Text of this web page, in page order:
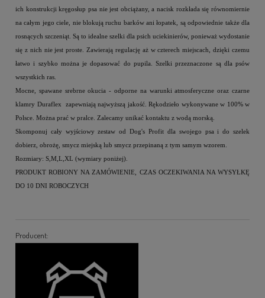
ich konstrukcji kręgosłup psa nie jest obciążany, a nacisk rozkłada się równomiernie
na całym jego ciele, nie blokują ruchu barków ani łopatek, są odpowiednie także dla
rosnących szczeniąt. Są to idealne szelki dla psich uciekinierów, ponieważ wydostanie
się z nich nie jest proste. Zawierają regulację aż w czterech miejscach, dzięki czemu
łatwo i szybko można je dopasować do pupila. Szelki przeznaczone są dla psów
wszystkich ras.
Mocne, spawane srebrne okucia - odporne na warunki atmosferyczne oraz czarne
klamry Duraflex zapewniają najwyższą jakość. Rękodzieło wykonywane w 100% w
Polsce. Można prać w pralce. Zalecamy unikać kontaktu z wodą morską.
Skomponuj cały wyjściowy zestaw od Dog's Profit dla swojego psa i do szelek
dobierz, obrożę, smycz miejską lub smycz przepinaną z tym samym wzorem.
Rozmiary: S,M,L,XL (wymiary poniżej).
PRODUKT ROBIONY NA ZAMÓWIENIE, CZAS OCZEKIWANIA NA WYSYŁKĘ
DO 10 DNI ROBOCZYCH
Producent: